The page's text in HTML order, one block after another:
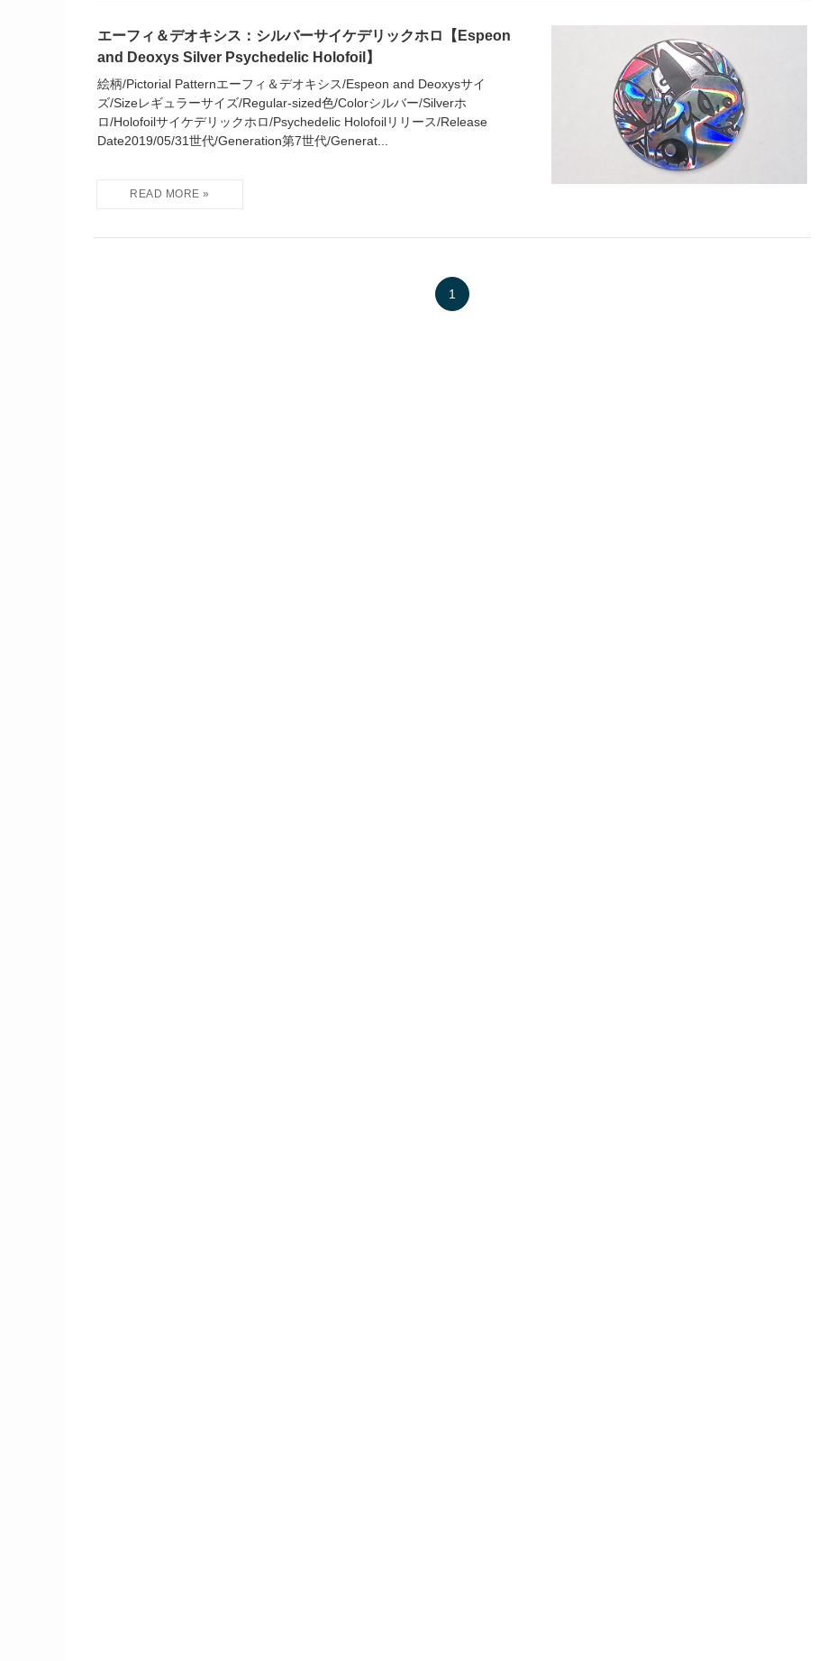
エーフィ＆デオキシス：シルバーサイケデリックホロ【Espeon
and Deoxys Silver Psychedelic Holofoil】
絵柄/Pictorial Patternエーフィ＆デオキシス/Espeon and Deoxysサイ
ズ/Sizeレギュラーサイズ/Regular-sized色/Colorシルバー/Silverホ
ロ/Holofoilサイケデリックホロ/Psychedelic Holofoilリリース/Release
Date2019/05/31世代/Generation第7世代/Generat...
1